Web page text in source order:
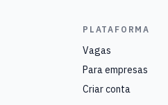
PLATAFORMA
Vagas
Para empresas
Criar conta